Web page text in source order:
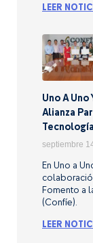
LEER
Uno A
Alianza
septiembre
En Uno a
Fomento a
(Confíe).
LEER